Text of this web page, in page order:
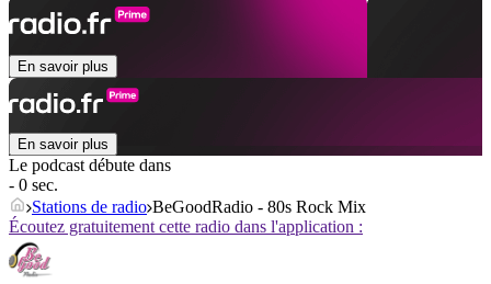
En savoir plus
En savoir plus
Le podcast débute dans
- 0 sec.
Stations de radio BeGoodRadio - 80s Rock Mix
Écoutez gratuitement cette radio dans l'application :